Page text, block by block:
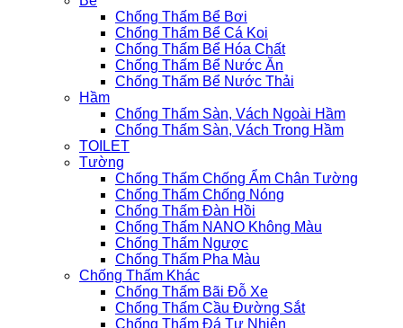
Chống Thấm Bể Bơi
Chống Thấm Bể Cá Koi
Chống Thấm Bể Hóa Chất
Chống Thấm Bể Nước Ăn
Chống Thấm Bể Nước Thải
Hầm
Chống Thấm Sàn, Vách Ngoài Hầm
Chống Thấm Sàn, Vách Trong Hầm
TOILET
Tường
Chống Thấm Chống Ẩm Chân Tường
Chống Thấm Chống Nóng
Chống Thấm Đàn Hồi
Chống Thấm NANO Không Màu
Chống Thấm Ngược
Chống Thấm Pha Màu
Chống Thấm Khác
Chống Thấm Bãi Đỗ Xe
Chống Thấm Cầu Đường Sắt
Chống Thấm Đá Tự Nhiên